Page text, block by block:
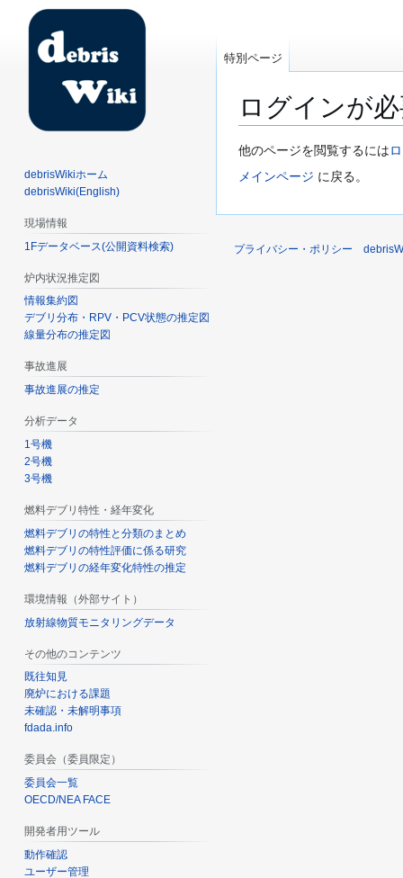
ログインが
ナ
ビ
ョ
検
索
他のページを閲覧するには
メインページ に戻る。
特別ページ
debrisWikiホーム
debrisWiki(English)
現場情報
1Fデータベース(公開資料検索)
炉内状況推定図
情報集約図
デブリ分布・RPV・PCV状態の推定図
線量分布の推定図
事故進展
事故進展の推定
分析データ
1号機
2号機
3号機
燃料デブリ特性・経年変化
燃料デブリの特性と分類のまとめ
燃料デブリの特性評価に係る研究
燃料デブリの経年変化特性の推定
環境情報（外部サイト）
放射線物質モニタリングデータ
その他のコンテンツ
既往知見
廃炉における課題
未確認・未解明事項
fdada.info
委員会（委員限定）
委員会一覧
OECD/NEA FACE
開発者用ツール
動作確認
ユーザー管理
プライバシー・ポリシー